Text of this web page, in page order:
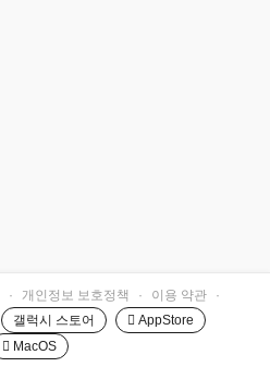
· 개인정보 보호정책 · 이용 약관
·
갤럭시 스토어
 AppStore
 MacOS